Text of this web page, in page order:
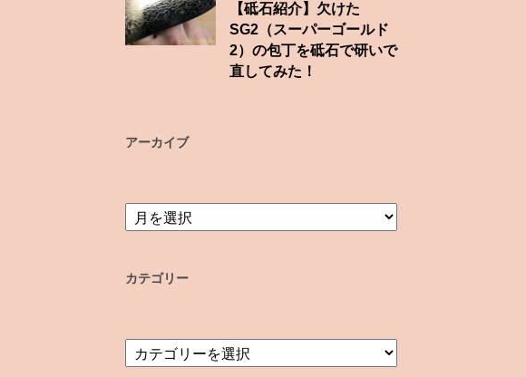
【砥石紹介】欠けた
SG2（スーパーゴールド
2）の包丁を砥石で研いで
直してみた！
アーカイブ
ア
ー
ブ
カテゴリー
テ